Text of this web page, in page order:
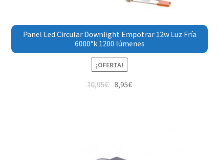
Panel Led Circular Downlight Empotrar 12w Luz Fría
6000°k 1200 lúmenes
¡OFERTA!
10,95€ 8,95€